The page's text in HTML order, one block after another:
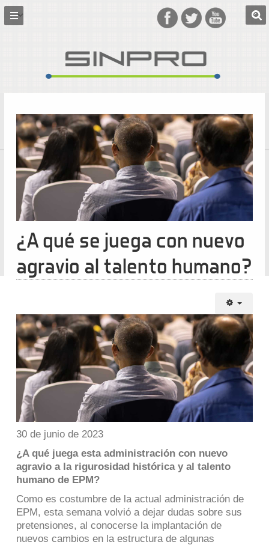
¿A qué se juega con nuevo
agravio al talento humano?
30 de junio de 2023
¿A qué juega esta administración con nuevo
agravio a la rigurosidad histórica y al talento
humano de EPM?
Como es costumbre de la actual administración de
EPM, esta semana volvió a dejar dudas sobre sus
pretensiones, al conocerse la implantación de
nuevos cambios en la estructura de algunas